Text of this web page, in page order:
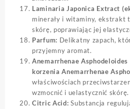
Laminaria Japonica Extract
minerały i witaminy, ekstrakt
skórę, poprawiając jej
Parfum: Delikatny zapach,
przyjemny aromat.
Anemarrhenae
korzenia Anemarrhenae
właściwościach
wzmocnić i uelastycznić skórę.
Citric Acid: Substancja